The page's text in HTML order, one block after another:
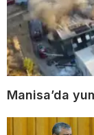
Manisa’da